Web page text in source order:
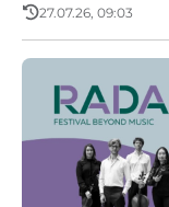
27.07.26, 09:03